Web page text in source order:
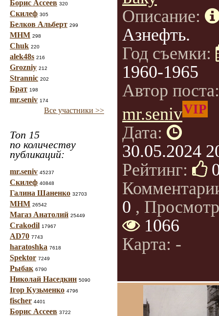
Борис Ассеев 320
Скилеф 305
Белков Альберт 299
МНМ 298
Chuk 220
alek48s 216
Grozniy 212
Strannic 202
Брат 198
mr.seniv 174
Все участники >>
Топ 15
по количеству
публикаций:
mr.seniv 45237
Скилеф 40848
Галина Шаненко 32703
МНМ 26542
Магаз Анатолий 25449
Crakodil 17967
AD70 7743
haratoshka 7618
Spektor 7249
Рыбак 6790
Николай Наседкин 5090
Ігор Кузьменко 4796
fischer 4401
Борис Ассеев 3722
Описание:
Азнефть.
Год съемки:
1960-1965
Автор
mr.senivVIP
Дата:
30.05.2024
Рейтинг:
0 ,
1066
Карта: -